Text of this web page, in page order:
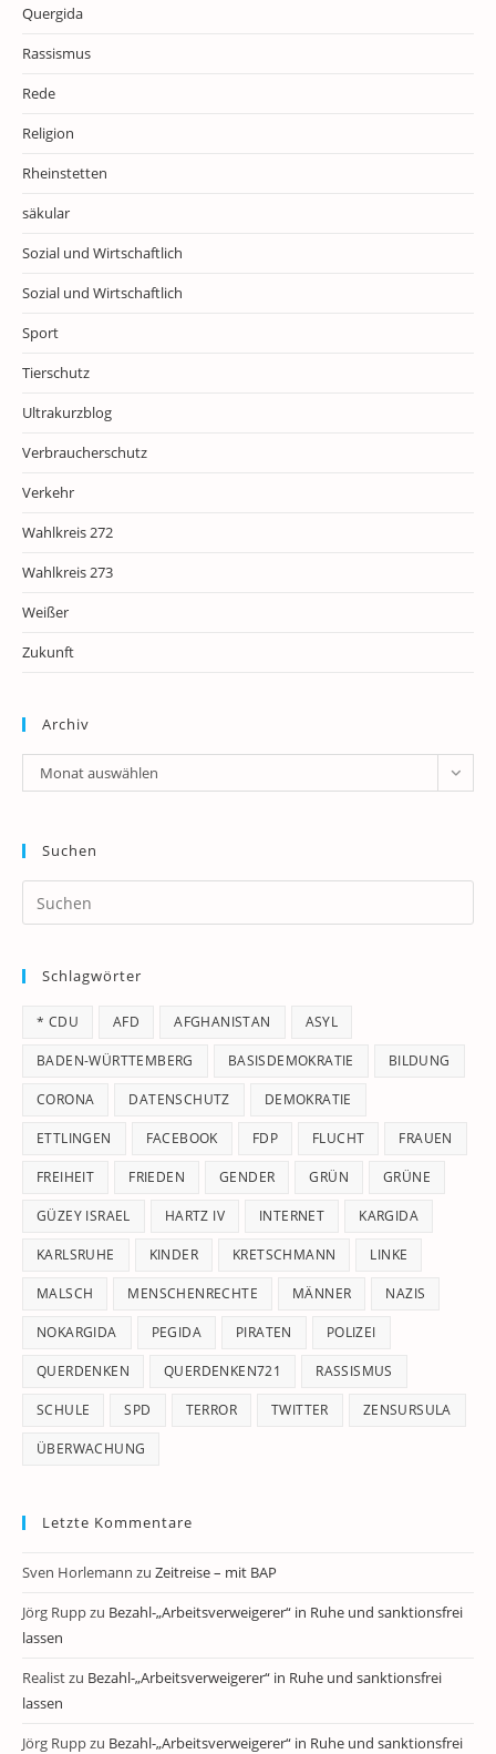
Quergida
Rassismus
Rede
Religion
Rheinstetten
säkular
Sozial und Wirtschaftlich
Sozial und Wirtschaftlich
Sport
Tierschutz
Ultrakurzblog
Verbraucherschutz
Verkehr
Wahlkreis 272
Wahlkreis 273
Weißer
Zukunft
Archiv
Archiv
Monat auswählen
Suchen
Schlagwörter
* CDU AFD AFGHANISTAN ASYL
BADEN-WÜRTTEMBERG BASISDEMOKRATIE BILDUNG
CORONA DATENSCHUTZ DEMOKRATIE
ETTLINGEN FACEBOOK FDP FLUCHT FRAUEN
FREIHEIT FRIEDEN GENDER GRÜN GRÜNE
GÜZEY ISRAEL HARTZ IV INTERNET KARGIDA
KARLSRUHE KINDER KRETSCHMANN LINKE
MALSCH MENSCHENRECHTE MÄNNER NAZIS
NOKARGIDA PEGIDA PIRATEN POLIZEI
QUERDENKEN QUERDENKEN721 RASSISMUS
SCHULE SPD TERROR TWITTER ZENSURSULA
ÜBERWACHUNG
Letzte Kommentare
Sven Horlemann zu Zeitreise – mit BAP
Jörg Ruppzu Bezahl-„Arbeitsverweigerer“ in Ruhe und sanktionsfrei
lassen
Realistzu Bezahl-„Arbeitsverweigerer“ in Ruhe und sanktionsfrei
lassen
Jörg Ruppzu Bezahl-„Arbeitsverweigerer“ in Ruhe und sanktionsfrei